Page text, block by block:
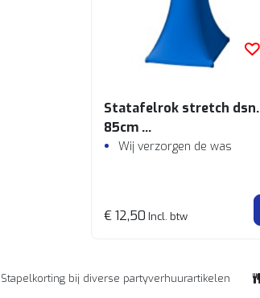
Statafelrok stretch dsn.
85cm
Blauw
Wij verzorgen de was
€ 12,50 Incl. btw
Stapelkorting bij diverse partyverhuurartikelen